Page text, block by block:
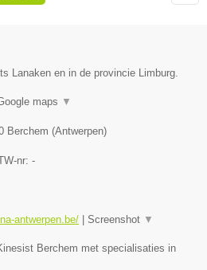
Lanaken en in de provincie Limburg.
maps ▼
Berchem (Antwerpen)
nr: -
antwerpen.be/ Screenshot ▼
Berchem met specialisaties in